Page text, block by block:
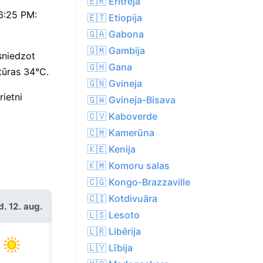
PM:
34°C.
12. aug.
ceturtd. 13.
aug.
🇪🇹 Etiopija
🇬🇦 Gabona
🇬🇲 Gambija
🇬🇭 Gana
🇬🇳 Gvineja
🇬🇼 Gvineja-Bisava
🇨🇻 Kaboverde
🇨🇲 Kamerūna
🇰🇪 Kenija
🇰🇲 Komoru salas
🇨🇬 Kongo-Brazzaville
🇨🇮 Kotdivuāra
🇱🇸 Lesoto
🇱🇷 Libērija
🇱🇾 Lībija